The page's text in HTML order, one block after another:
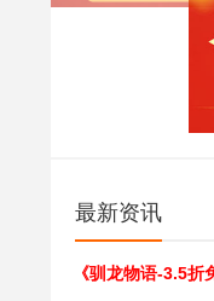
最新资讯
《驯龙物语-3.5